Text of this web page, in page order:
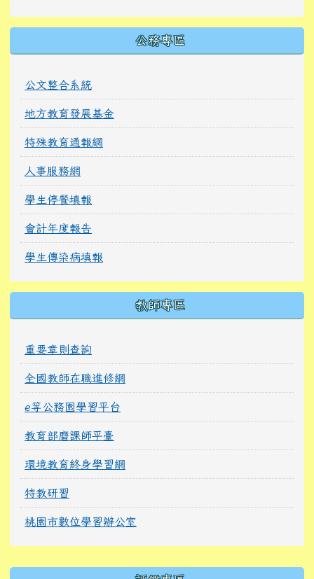
公務專區
公文整合系統
地方教育發展基金
特殊教育通報網
人事服務網
學生停餐填報
會計年度報告
學生傳染病填報
教師專區
重要章則查詢
全國教師在職進修網
e等公務園學習平台
教育部磨課師平臺
環境教育終身學習網
特教研習
桃園市數位學習辦公室